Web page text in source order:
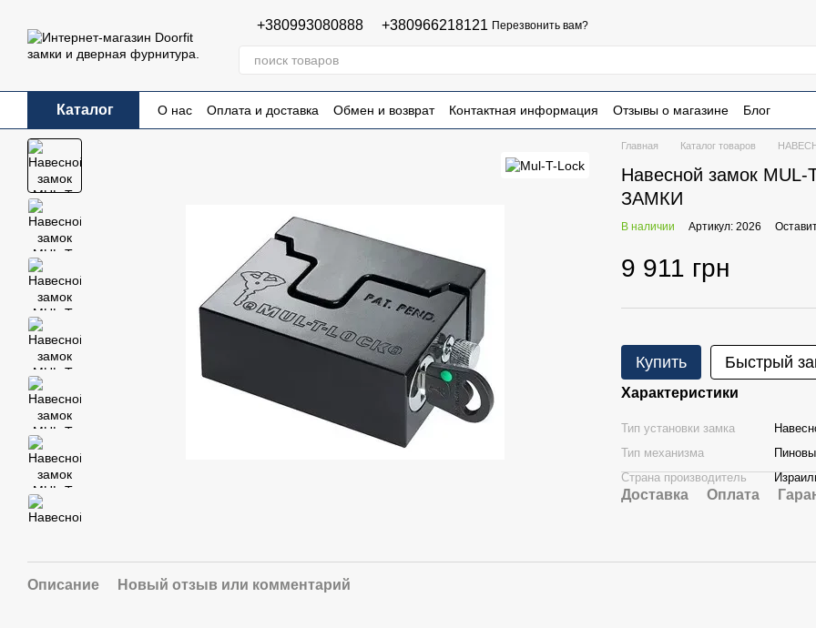
+380993080888 +380966218121 Перезвонить вам?
Каталог О нас Оплата и доставка Обмен и возврат Контактная информация Отзывы о магазине
Блог
Пользовательское соглашение
Публичная оферта
Главная Каталог товаров
Навесной замок
ЗАМКИ
В наличии Артикул: 2026
9 911 грн
Купить Быстрый
Характеристики
Тип установки замка
Тип механизма
Страна производитель
Доставка Оплата
Описание Новый отзыв или комментарий